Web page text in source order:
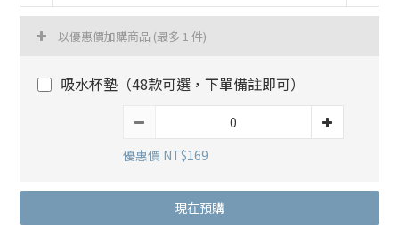
以優惠價加購商品 (最多 1 件)
吸水杯墊（48款可選，下單備註即可）
優惠價 NT$169
現在預購